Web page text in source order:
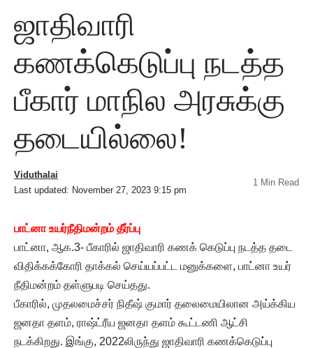
ஜாதிவாரி
கணக்கெடுப்பு நடத்த
பீகார் மாநில அரசுக்கு
தடையில்லை!
Last updated: November 27, 2023 9:15 pm
Viduthalai
1 Min Read
பாட்னா உயர்நீதிமன்றம் தீர்ப்பு
பாட்னா, ஆக.3- பீகாரில் ஜாதிவாரி கணக் கெடுப்பு நடத்த தடை
விதிக்கக்கோரி தாக்கல் செய்யப்பட்ட மனுக்களை, பாட்னா உயர்
நீதிமன்றம் தள்ளுபடி செய்தது.
பீகாரில், முதலமைச்சர் நிதீஷ் குமார் தலைமையிலான அய்க்கிய
ஜனதா தளம், ராஷ்ட்ரீய ஜனதா தளம் கூட்டணி ஆட்சி
நடக்கிறது. இங்கு, 2022லிருந்து ஜாதிவாரி கணக்கெடுப்பு